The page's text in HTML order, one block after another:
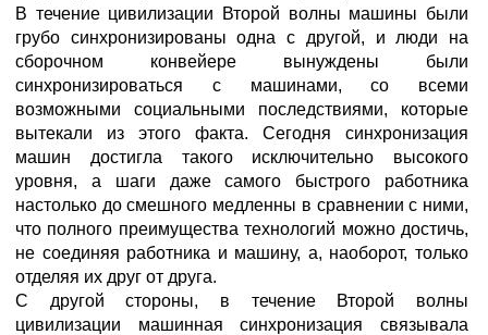
В течение цивилизации Второй волны машины были
грубо синхронизированы одна с другой, и люди на
сборочном конвейере вынуждены были
синхронизироваться с машинами, со всеми
возможными социальными последствиями, которые
вытекали из этого факта. Сегодня синхронизация
машин достигла такого исключительно высокого
уровня, а шаги даже самого быстрого работника
настолько до смешного медленны в сравнении с ними,
что полного преимущества технологий можно достичь,
не соединяя работника и машину, а, наоборот, только
отделяя их друг от друга.
С другой стороны, в течение Второй волны
цивилизации машинная синхронизация связывала